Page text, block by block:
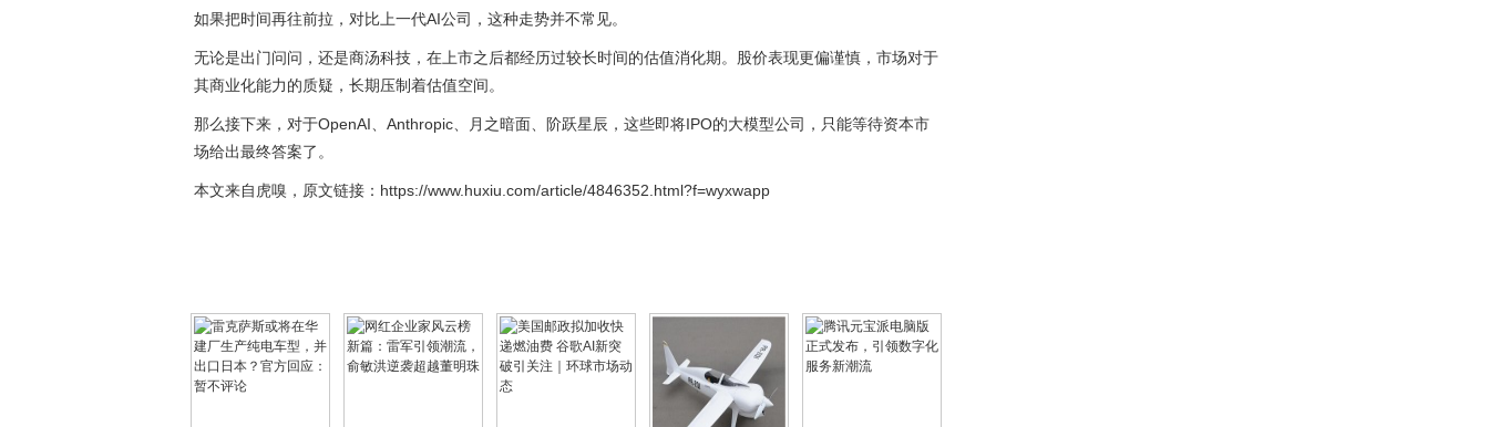
如果把时间再往前拉，对比上一代AI公司，这种走势并不常见。
无论是出门问问，还是商汤科技，在上市之后都经历过较长时间的估值消化期。股价表现更偏谨慎，市场对于
其商业化能力的质疑，长期压制着估值空间。
那么接下来，对于OpenAI、Anthropic、月之暗面、阶跃星辰，这些即将IPO的大模型公司，只能等待资本市
场给出最终答案了。
本文来自虎嗅，原文链接：https://www.huxiu.com/article/4846352.html?f=wyxwapp